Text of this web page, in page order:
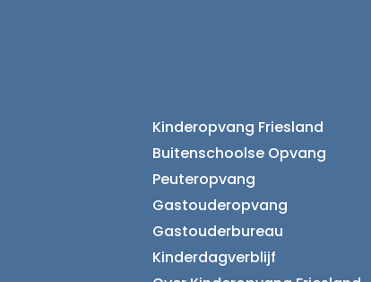
Kinderopvang Friesland
Buitenschoolse Opvang
Peuteropvang
Gastouderopvang
Gastouderbureau
Kinderdagverblijf